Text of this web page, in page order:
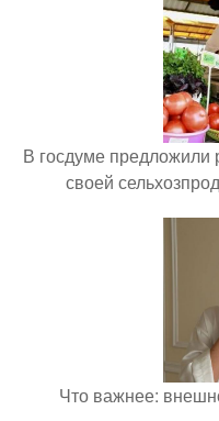
В госдуме предложили
своей
Что важнее: